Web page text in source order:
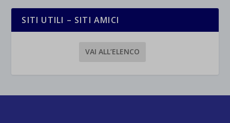
SITI UTILI – SITI AMICI
VAI ALL’ELENCO